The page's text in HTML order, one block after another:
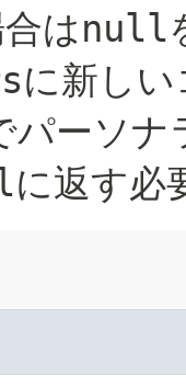
はnull
に新し
パーソナ
に返す必